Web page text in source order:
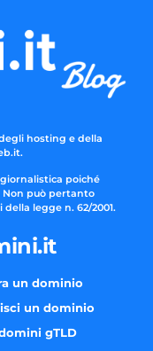
hosting e della
poiché
Non può pertanto
legge n. 62/2001.
un dominio
un dominio
gTLD